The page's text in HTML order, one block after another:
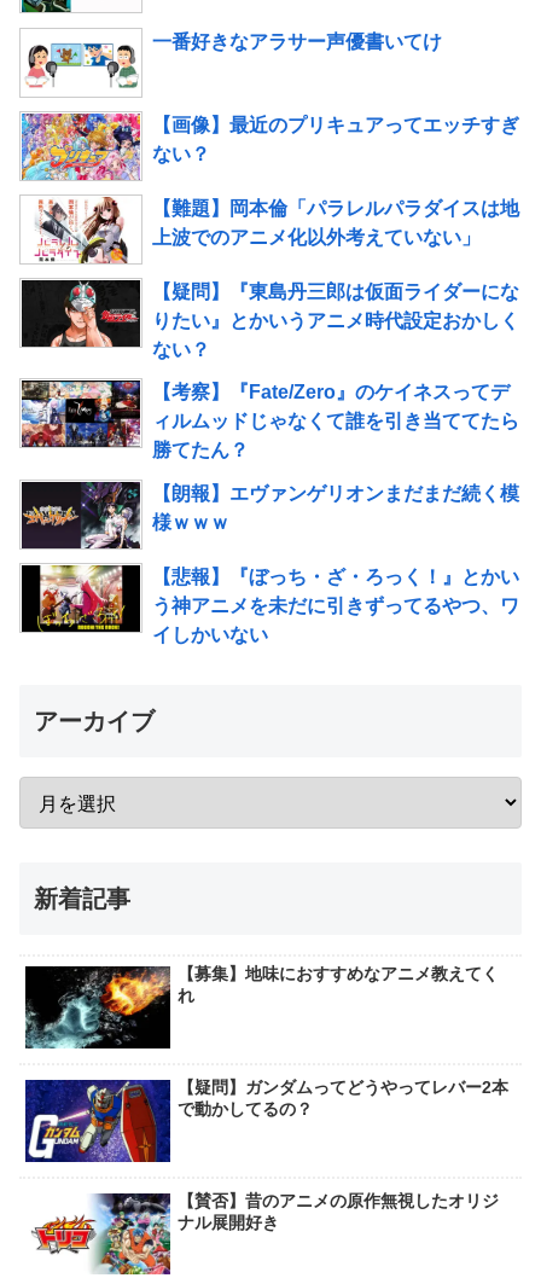
一番好きなアラサー声優書いてけ
【画像】最近のプリキュアってエッチすぎ
ない？
【難題】岡本倫「パラレルパラダイスは地
上波でのアニメ化以外考えていない」
【疑問】『東島丹三郎は仮面ライダーにな
りたい』とかいうアニメ時代設定おかしく
ない？
【考察】『Fate/Zero』のケイネスってデ
ィルムッドじゃなくて誰を引き当ててたら
勝てたん？
【朗報】エヴァンゲリオンまだまだ続く模
様ｗｗｗ
【悲報】『ぼっち・ざ・ろっく！』とかい
う神アニメを未だに引きずってるやつ、ワ
イしかいない
アーカイブ
新着記事
【募集】地味におすすめなアニメ教えてく
れ
【疑問】ガンダムってどうやってレバー2本
で動かしてるの？
【賛否】昔のアニメの原作無視したオリジ
ナル展開好き